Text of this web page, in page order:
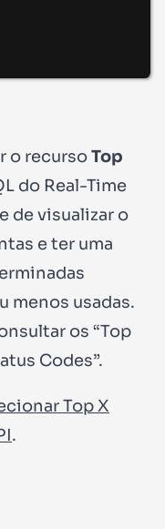
o recursoTop
do Real-Time
de visualizar o
e ter uma
menos usadas.
os “Top
Codes”.
Top X
.